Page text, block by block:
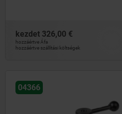
kezdet 326,00 €
hozzáértve Áfa
hozzáértve szállítási költségek
04366